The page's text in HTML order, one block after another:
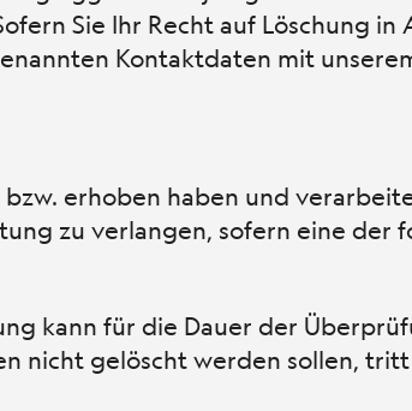
Sie Ihr Recht auf Löschung in
Kontaktdaten mit
erhoben haben und
zu verlangen, sofern eine der
kann für die Dauer der
nicht gelöscht werden sollen,